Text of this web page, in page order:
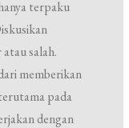
terpaku
salah.
memberikan
pada
dengan